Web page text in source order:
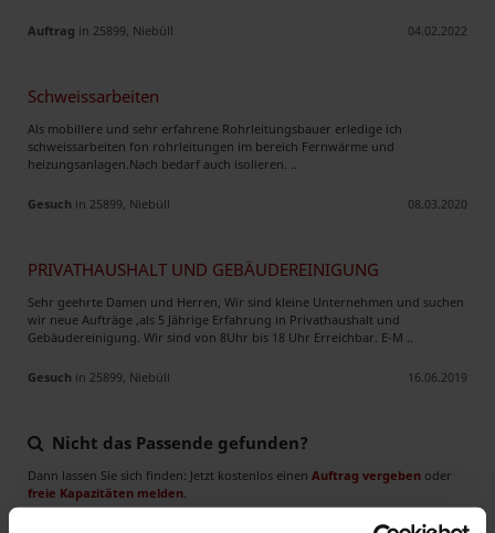
Auftrag in 25899, Niebüll 04.02.2022
Schweissarbeiten
Als mobillere und sehr erfahrene Rohrleitungsbauer erledige ich
schweissarbeiten fon rohrleitungen im bereich Fernwärme und
heizungsanlagen.Nach bedarf auch isolieren. ..
Gesuch in 25899, Niebüll 08.03.2020
PRIVATHAUSHALT UND GEBÄUDEREINIGUNG
Sehr geehrte Damen und Herren, Wir sind kleine Unternehmen und suchen
wir neue Aufträge ,als 5 Jährige Erfahrung in Privathaushalt und
Gebäudereinigung. Wir sind von 8Uhr bis 18 Uhr Erreichbar. E-M ..
Gesuch in 25899, Niebüll 16.06.2019
Nicht das Passende gefunden?
Dann lassen Sie sich finden: Jetzt kostenlos einen Auftrag vergeben oder
freie Kapazitäten melden.